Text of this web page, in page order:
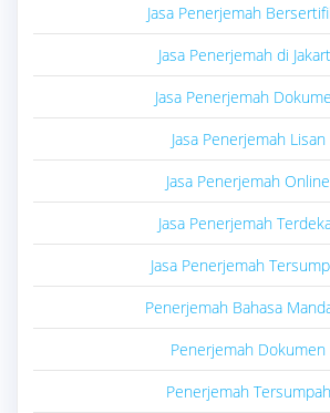
Jasa Penerjemah
Jasa Penerjemah di
Jasa Penerjemah
Jasa Penerjemah Lisan
Jasa Penerjemah Online
Jasa Penerjemah
Jasa Penerjemah
Penerjemah Bahasa
Penerjemah Dokumen
Penerjemah Tersumpah